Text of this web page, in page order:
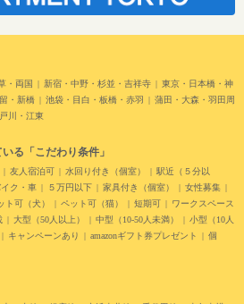
・両国 新宿・中野・杉並・吉祥寺
東京・日本橋・神
・新橋 池袋・目白・板橋・赤羽
蒲田・大森・羽田周
川・江東
る「こだわり条件」
友人宿泊可 水回り付き（個室）
駅近（５分以
イク・車 ５万円以下 家具付き（個室）
女性募集
ト可（犬） ペット可（猫） 短期可
ワークスペース
大型（50人以上） 中型（10-50人未満）
小型（10人
キャンペーンあり amazonギフト券プレゼント
個